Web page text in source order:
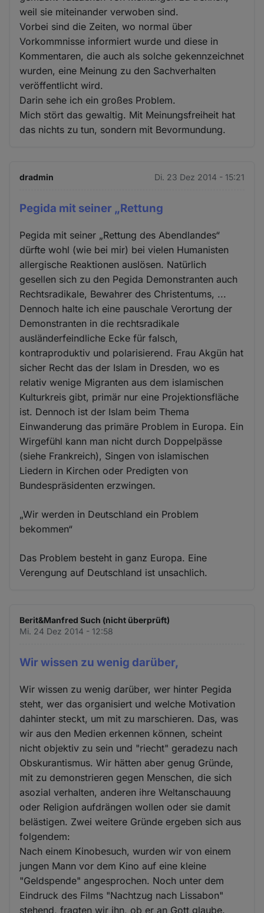
weil sie miteinander verwoben sind.
Vorbei sind die Zeiten, wo normal über
Vorkommnisse informiert wurde und diese in
Kommentaren, die auch als solche gekennzeichnet
wurden, eine Meinung zu den Sachverhalten
veröffentlicht wird.
Darin sehe ich ein großes Problem.
Mich stört das gewaltig. Mit Meinungsfreiheit hat
das nichts zu tun, sondern mit Bevormundung.
dradmin Di. 23 Dez 2014 - 15:21
Pegida mit seiner „Rettung
Pegida mit seiner „Rettung des Abendlandes“
dürfte wohl (wie bei mir) bei vielen Humanisten
allergische Reaktionen auslösen. Natürlich
gesellen sich zu den Pegida Demonstranten auch
Rechtsradikale, Bewahrer des Christentums, ...
Dennoch halte ich eine pauschale Verortung der
Demonstranten in die rechtsradikale
ausländerfeindliche Ecke für falsch,
kontraproduktiv und polarisierend. Frau Akgün hat
sicher Recht das der Islam in Dresden, wo es
relativ wenige Migranten aus dem islamischen
Kulturkreis gibt, primär nur eine Projektionsfläche
ist. Dennoch ist der Islam beim Thema
Einwanderung das primäre Problem in Europa. Ein
Wirgefühl kann man nicht durch Doppelpässe
(siehe Frankreich), Singen von islamischen
Liedern in Kirchen oder Predigten von
Bundespräsidenten erzwingen.
„Wir werden in Deutschland ein Problem
bekommen“
Das Problem besteht in ganz Europa. Eine
Verengung auf Deutschland ist unsachlich.
Berit&Manfred Such (nicht überprüft)
Mi. 24 Dez 2014 - 12:58
Wir wissen zu wenig darüber,
Wir wissen zu wenig darüber, wer hinter Pegida
steht, wer das organisiert und welche Motivation
dahinter steckt, um mit zu marschieren. Das, was
wir aus den Medien erkennen können, scheint
nicht objektiv zu sein und "riecht" geradezu nach
Obskurantismus. Wir hätten aber genug Gründe,
mit zu demonstrieren gegen Menschen, die sich
asozial verhalten, anderen ihre Weltanschauung
oder Religion aufdrängen wollen oder sie damit
belästigen. Zwei weitere Gründe ergeben sich aus
folgendem:
Nach einem Kinobesuch, wurden wir von einem
jungen Mann vor dem Kino auf eine kleine
"Geldspende" angesprochen. Noch unter dem
Eindruck des Films "Nachtzug nach Lissabon"
stehend, fragten wir ihn, ob er an Gott glaube.